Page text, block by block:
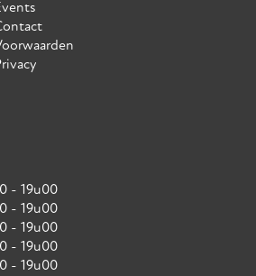
- 19u00
- 19u00
- 19u00
- 19u00
- 19u00